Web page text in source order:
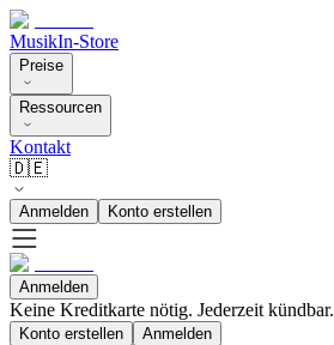
MusikIn-Store
Preise
Ressourcen
Kontakt
🇩🇪
Anmelden Konto erstellen
Anmelden
Keine Kreditkarte nötig. Jederzeit kündbar.
Konto erstellen Anmelden